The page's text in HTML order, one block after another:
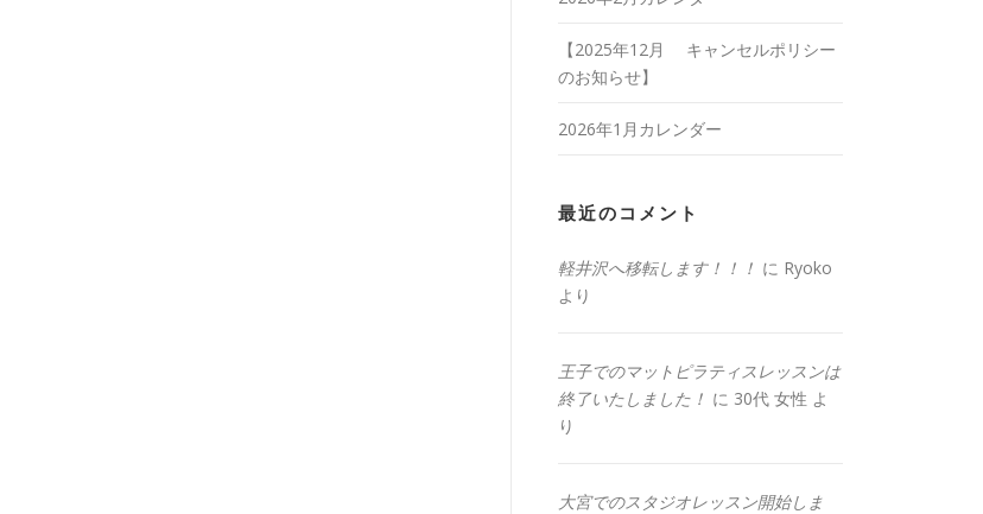
【2025年12月 キャンセルポリシー
のお知らせ】
2026年1月カレンダー
最近のコメント
軽井沢へ移転します！！！ に Ryoko
より
王子でのマットピラティスレッスンは
終了いたしました！ に 30代 女性 よ
り
大宮でのスタジオレッスン開始しま